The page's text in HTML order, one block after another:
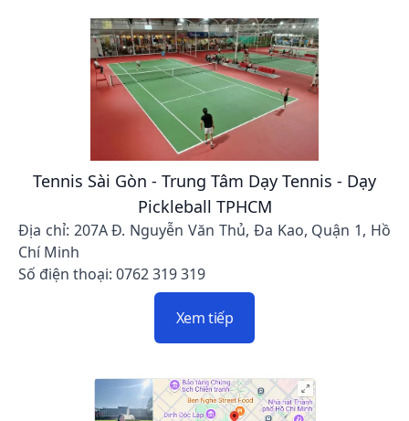
Tennis Sài Gòn - Trung Tâm Dạy Tennis - Dạy
Pickleball TPHCM
Địa chỉ: 207A Đ. Nguyễn Văn Thủ, Đa Kao, Quận 1, Hồ
Chí Minh
Số điện thoại: 0762 319 319
Xem tiếp